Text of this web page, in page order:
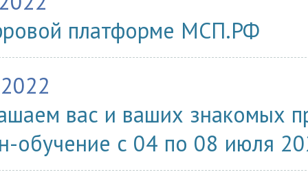
платформе МСП.РФ
вас и ваших знакомых
обучение с 04 по 08 июля